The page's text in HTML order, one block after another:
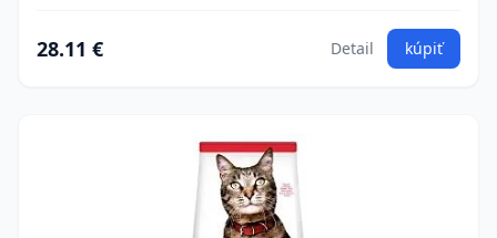
28.11 € Detail kúpiť